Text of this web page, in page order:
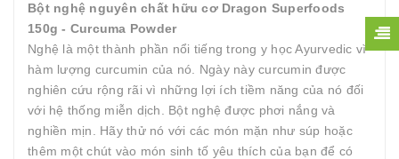
Bột nghệ nguyên chất hữu cơ Dragon Superfoods
150g - Curcuma Powder
Nghệ là một thành phần nổi tiếng trong y học Ayurvedic vì
hàm lượng curcumin của nó. Ngày này curcumin được
nghiên cứu rộng rãi vì những lợi ích tiềm năng của nó đối
với hệ thống miễn dịch. Bột nghệ được phơi nắng và
nghiền mịn. Hãy thử nó với các món mặn như súp hoặc
thêm một chút vào món sinh tố yêu thích của bạn để có